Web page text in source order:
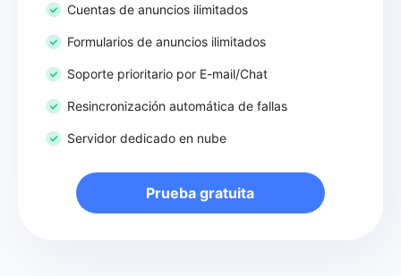
Cuentas de anuncios ilimitados
Formularios de anuncios ilimitados
Soporte prioritario por E-mail/Chat
Resincronización automática de fallas
Servidor dedicado en nube
Prueba gratuita